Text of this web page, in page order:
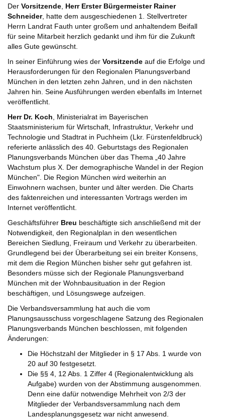
Der Vorsitzende, Herr Erster Bürgermeister Rainer
Schneider, hatte dem ausgeschiedenen 1. Stellvertreter
Herrn Landrat Fauth unter großem und anhaltendem Beifall
für seine Mitarbeit herzlich gedankt und ihm für die Zukunft
alles Gute gewünscht.
In seiner Einführung wies der Vorsitzende auf die Erfolge und
Herausforderungen für den Regionalen Planungsverband
München in den letzten zehn Jahren, und in den nächsten
Jahren hin. Seine Ausführungen werden ebenfalls im Internet
veröffentlicht.
Herr Dr. Koch, Ministerialrat im Bayerischen
Staatsministerium für Wirtschaft, Infrastruktur, Verkehr und
Technologie und Stadtrat in Puchheim (Lkr. Fürstenfeldbruck)
referierte anlässlich des 40. Geburtstags des Regionalen
Planungsverbands München über das Thema „40 Jahre
Wachstum plus X. Der demographische Wandel in der Region
München". Die Region München wird weiterhin an
Einwohnern wachsen, bunter und älter werden. Die Charts
des faktenreichen und interessanten Vortrags werden im
Internet veröffentlicht.
Geschäftsführer Breu beschäftigte sich anschließend mit der
Notwendigkeit, den Regionalplan in den wesentlichen
Bereichen Siedlung, Freiraum und Verkehr zu überarbeiten.
Grundlegend bei der Überarbeitung sei ein breiter Konsens,
mit dem die Region München bisher sehr gut gefahren ist.
Besonders müsse sich der Regionale Planungsverband
München mit der Wohnbausituation in der Region
beschäftigen, und Lösungswege aufzeigen.
Die Verbandsversammlung hat auch die vom
Planungsausschuss vorgeschlagene Satzung des Regionalen
Planungsverbands München beschlossen, mit folgenden
Änderungen:
Die Höchstzahl der Mitglieder in § 17 Abs. 1 wurde von
20 auf 30 festgesetzt.
Die §§ 4, 12 Abs. 1 Ziffer 4 (Regionalentwicklung als
Aufgabe) wurden von der Abstimmung ausgenommen.
Denn eine dafür notwendige Mehrheit von 2/3 der
Mitglieder der Verbandsversammlung nach dem
Landesplanungsgesetz war nicht anwesend.